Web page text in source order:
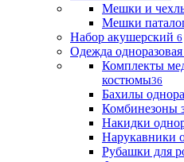
Мешки и
Мешки
Набор акушерский 6
Одежда одноразовая
Комплекты
костюмы36
Бахилы
Комбинезоны
Накидки
Нарукавники
Рубашки для